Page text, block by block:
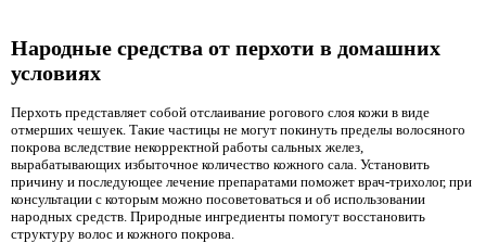
Народные средства от перхоти в домашних
условиях
Перхоть представляет собой отслаивание рогового слоя кожи в виде
отмерших чешуек. Такие частицы не могут покинуть пределы волосяного
покрова вследствие некорректной работы сальных желез,
вырабатывающих избыточное количество кожного сала. Установить
причину и последующее лечение препаратами поможет врач-трихолог, при
консультации с которым можно посоветоваться и об использовании
народных средств. Природные ингредиенты помогут восстановить
структуру волос и кожного покрова.